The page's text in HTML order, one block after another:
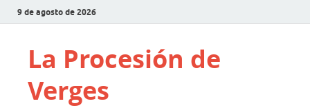
9 de agosto de 2026
La Procesión de
Verges